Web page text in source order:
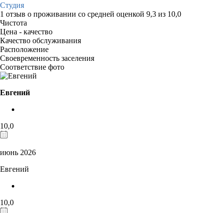
Студия
1 отзыв о проживании со средней оценкой 9,3 из 10,0
Чистота
Цена - качество
Качество обслуживания
Расположение
Своевременность заселения
Соответствие фото
Евгений
10,0
июнь 2026
Евгений
10,0